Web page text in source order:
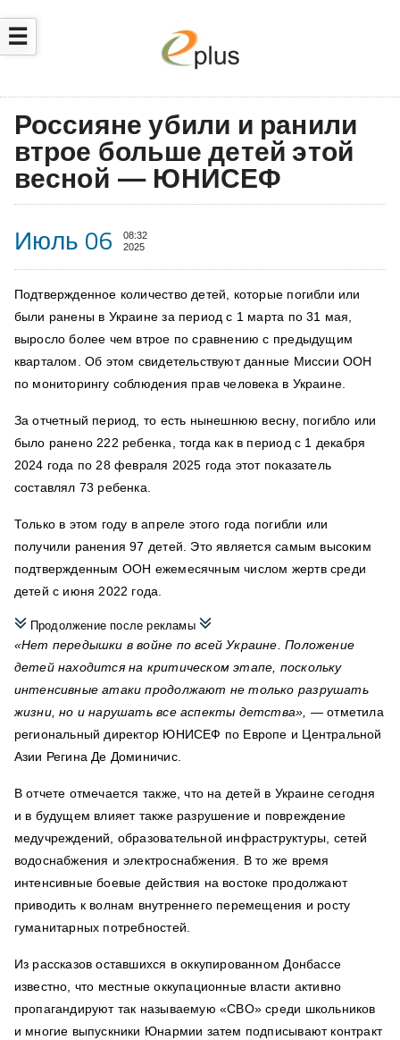
☰
Россияне убили и ранили
втрое больше детей этой
весной — ЮНИСЕФ
Июль 06
08:32
2025
Подтвержденное количество детей, которые погибли или
были ранены в Украине за период с 1 марта по 31 мая,
выросло более чем втрое по сравнению с предыдущим
кварталом. Об этом свидетельствуютданные Миссии ООН
по мониторингу соблюдения прав человека в Украине.
За отчетный период, то есть нынешнюю весну, погибло или
было ранено 222 ребенка, тогда как в период с 1 декабря
2024 года по 28 февраля 2025 года этот показатель
составлял 73 ребенка.
Только в этом году в апреле этого года погибли или
получили ранения 97 детей. Это является самым высоким
подтвержденным ООН ежемесячным числом жертв среди
детей с июня 2022 года.
Продолжение после рекламы
«Нет передышки в войне по всей Украине. Положение
детей находится на критическом этапе, поскольку
интенсивные атаки продолжают не только разрушать
жизни, но и нарушать все аспекты детства», — отметила
региональный директор ЮНИСЕФ по Европе и Центральной
Азии Регина Де Доминичис.
В отчете отмечается также, что на детей в Украине сегодня
и в будущем влияет также разрушение и повреждение
медучреждений, образовательной инфраструктуры, сетей
водоснабжения и электроснабжения. В то же время
интенсивные боевые действия на востоке продолжают
приводить к волнам внутреннего перемещения и росту
гуманитарных потребностей.
Из рассказов оставшихся в оккупированном Донбассе
известно, что местные оккупационные власти активно
пропагандируют так называемую «СВО» среди школьников
и многие выпускники Юнармии затем подписывают контракт